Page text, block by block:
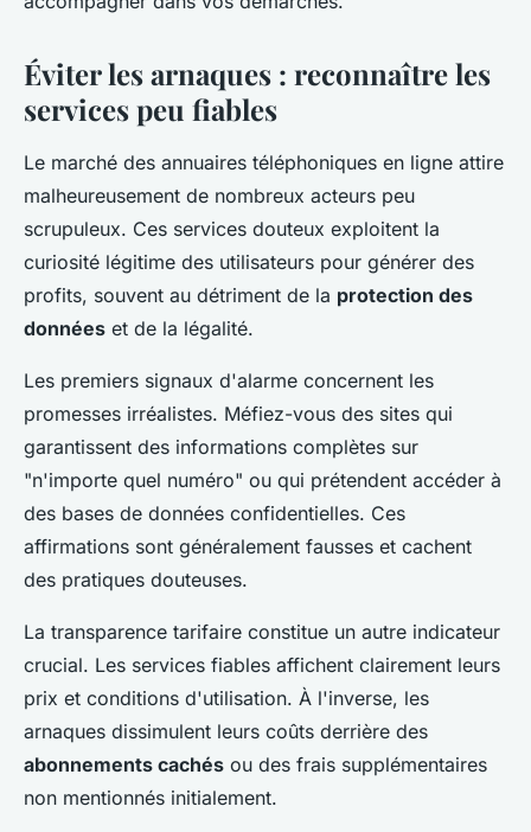
Éviter les arnaques : reconnaître les
services peu fiables
Le marché des annuaires téléphoniques en ligne attire
malheureusement de nombreux acteurs peu
scrupuleux. Ces services douteux exploitent la
curiosité légitime des utilisateurs pour générer des
profits, souvent au détriment de la protection des
données et de la légalité.
Les premiers signaux d'alarme concernent les
promesses irréalistes. Méfiez-vous des sites qui
garantissent des informations complètes sur
"n'importe quel numéro" ou qui prétendent accéder à
des bases de données confidentielles. Ces
affirmations sont généralement fausses et cachent
des pratiques douteuses.
La transparence tarifaire constitue un autre indicateur
crucial. Les services fiables affichent clairement leurs
prix et conditions d'utilisation. À l'inverse, les
arnaques dissimulent leurs coûts derrière des
abonnements cachés ou des frais supplémentaires
non mentionnés initialement.